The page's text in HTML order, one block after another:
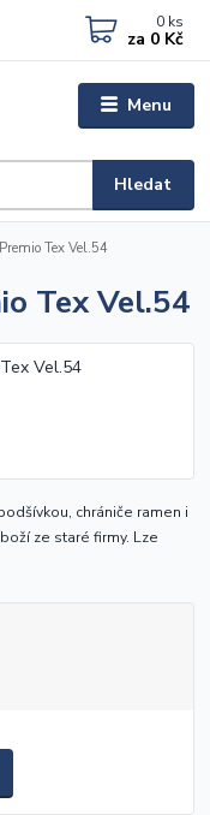
Menu
Hledat
0 ks
za 0 Kč
Tex Vel.54
Tex Vel.54
chrániče ramen i
ze staré firmy. Lze